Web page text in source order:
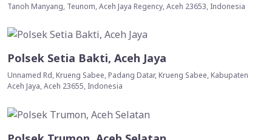
Tanoh Manyang, Teunom, Aceh Jaya Regency, Aceh 23653, Indonesia
Polsek Setia Bakti, Aceh Jaya
Unnamed Rd, Krueng Sabee, Padang Datar, Krueng Sabee, Kabupaten
Aceh Jaya, Aceh 23655, Indonesia